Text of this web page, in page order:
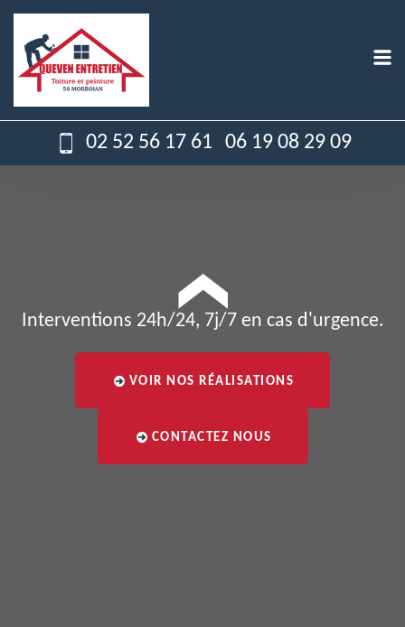
02 52 56 17 61 06 19 08 29 09
Interventions 24h/24, 7j/7 en cas d'urgence.
VOIR NOS RÉALISATIONS
CONTACTEZ NOUS